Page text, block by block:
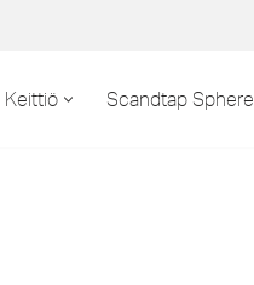
Keittiö Scandtap Sphere